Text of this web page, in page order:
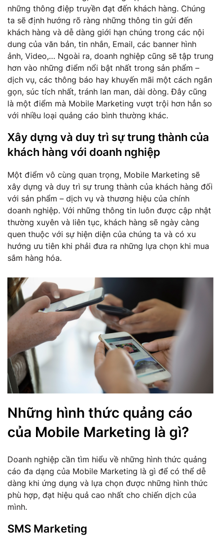
những thông điệp truyền đạt đến khách hàng. Chúng
ta sẽ định hướng rõ ràng những thông tin gửi đến
khách hàng và dễ dàng giới hạn chúng trong các nội
dung của văn bản, tin nhắn, Email, các banner hình
ảnh, Video,… Ngoài ra, doanh nghiệp cũng sẽ tập trung
hơn vào những điểm nổi bật nhất trong sản phẩm –
dịch vụ, các thông báo hay khuyến mãi một cách ngắn
gọn, súc tích nhất, tránh lan man, dài dòng. Đây cũng
là một điểm mà Mobile Marketing vượt trội hơn hẳn so
với nhiều loại quảng cáo bình thường khác.
Xây dựng và duy trì sự trung thành của
khách hàng với doanh nghiệp
Một điểm vô cùng quan trọng, Mobile Marketing sẽ
xây dựng và duy trì sự trung thành của khách hàng đối
với sản phẩm – dịch vụ và thương hiệu của chính
doanh nghiệp. Với những thông tin luôn được cập nhật
thường xuyên và liên tục, khách hàng sẽ ngày càng
quen thuộc với sự hiện diện của chúng ta và có xu
hướng ưu tiên khi phải đưa ra những lựa chọn khi mua
sắm hàng hóa.
Những hình thức quảng cáo
của Mobile Marketing là gì?
Doanh nghiệp cần tìm hiểu về những hình thức quảng
cáo đa dạng của Mobile Marketing là gì để có thể dễ
dàng khi ứng dụng và lựa chọn được những hình thức
phù hợp, đạt hiệu quả cao nhất cho chiến dịch của
mình.
SMS Marketing